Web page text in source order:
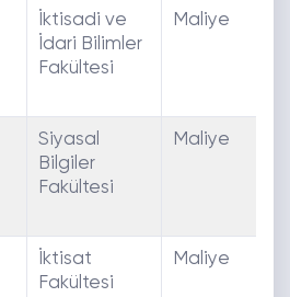
İktisadi ve
İdari Bilimler
Fakültesi
Maliye
Siyasal
Bilgiler
Fakültesi
Maliye
İktisat
Fakültesi
Maliye